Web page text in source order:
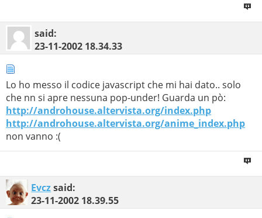
said:
23-11-2002 18.34.33
Lo ho messo il codice javascript che mi hai dato.. solo
che nn si apre nessuna pop-under! Guarda un pò:
http://androhouse.altervista.org/index.php
http://androhouse.altervista.org/anime_index.php
non vanno :(
Evczsaid:
23-11-2002 18.39.55